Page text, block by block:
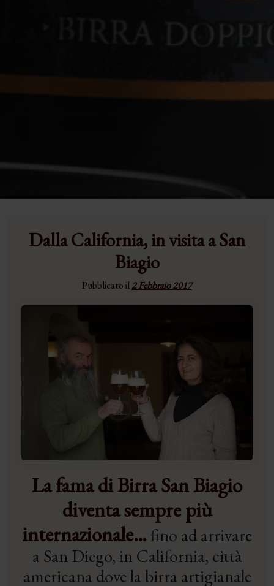
Dalla California, in visita a San
Biagio
Pubblicato il2 Febbraio 2017
La fama di Birra San Biagio
diventa sempre più
internazionale… fino ad arrivare
a San Diego, in California, città
americana dove la birra artigianale